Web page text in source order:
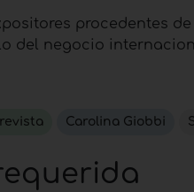
procedentes
del negocio
Carolina Giobbi